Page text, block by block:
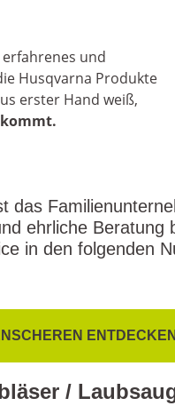
erfahrenes und
Husqvarna Produkte
erster Hand weiß,
das
ehrliche
in den folgenden
ENTDECKEN
/